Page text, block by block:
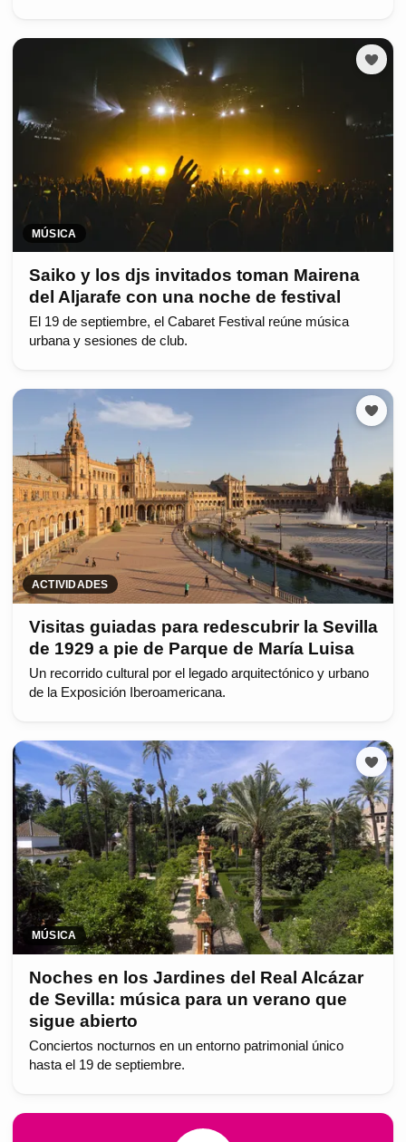
MÚSICA
Saiko y los djs invitados toman Mairena
del Aljarafe con una noche de festival
El 19 de septiembre, el Cabaret Festival reúne música
urbana y sesiones de club.
ACTIVIDADES
Visitas guiadas para redescubrir la Sevilla
de 1929 a pie de Parque de María Luisa
Un recorrido cultural por el legado arquitectónico y urbano
de la Exposición Iberoamericana.
MÚSICA
Noches en los Jardines del Real Alcázar
de Sevilla: música para un verano que
sigue abierto
Conciertos nocturnos en un entorno patrimonial único
hasta el 19 de septiembre.